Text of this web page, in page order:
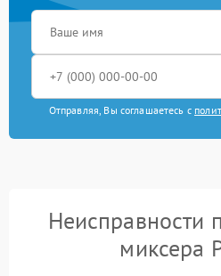
Отправляя, Вы соглашаетесь с
Неисправности
миксера